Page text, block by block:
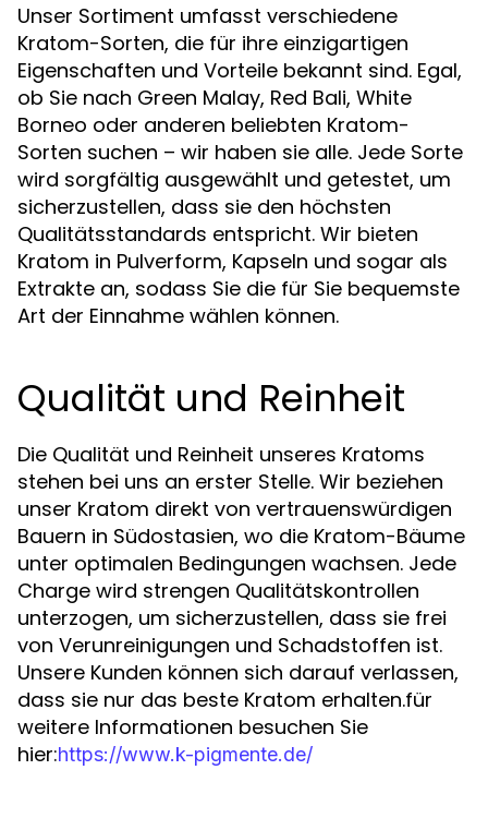
Unser Sortiment umfasst verschiedene
Kratom-Sorten, die für ihre einzigartigen
Eigenschaften und Vorteile bekannt sind. Egal,
ob Sie nach Green Malay, Red Bali, White
Borneo oder anderen beliebten Kratom-
Sorten suchen – wir haben sie alle. Jede Sorte
wird sorgfältig ausgewählt und getestet, um
sicherzustellen, dass sie den höchsten
Qualitätsstandards entspricht. Wir bieten
Kratom in Pulverform, Kapseln und sogar als
Extrakte an, sodass Sie die für Sie bequemste
Art der Einnahme wählen können.
Qualität und Reinheit
Die Qualität und Reinheit unseres Kratoms
stehen bei uns an erster Stelle. Wir beziehen
unser Kratom direkt von vertrauenswürdigen
Bauern in Südostasien, wo die Kratom-Bäume
unter optimalen Bedingungen wachsen. Jede
Charge wird strengen Qualitätskontrollen
unterzogen, um sicherzustellen, dass sie frei
von Verunreinigungen und Schadstoffen ist.
Unsere Kunden können sich darauf verlassen,
dass sie nur das beste Kratom erhalten.für
weitere Informationen besuchen Sie
hier:https://www.k-pigmente.de/